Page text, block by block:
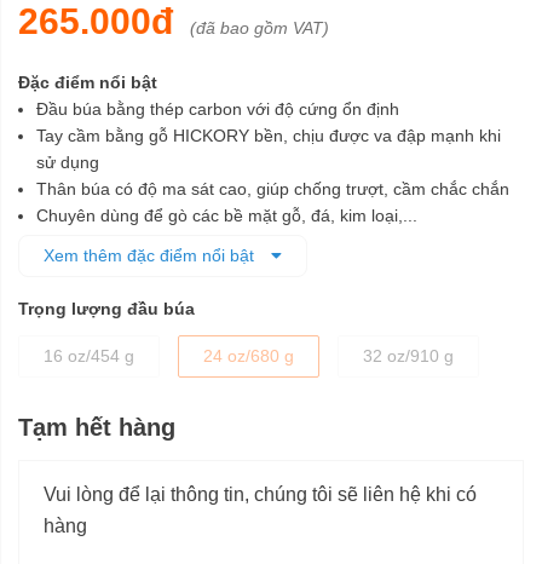
265.000đ (đã bao gồm VAT)
Đặc điểm nổi bật
Đầu búa bằng thép carbon với độ cứng ổn định
Tay cầm bằng gỗ HICKORY bền, chịu được va đập mạnh khi
sử dụng
Thân búa có độ ma sát cao, giúp chống trượt, cầm chắc chắn
Chuyên dùng để gò các bề mặt gỗ, đá, kim loại,...
Xem thêm đặc điểm nổi bật
Trọng lượng đầu búa
16 oz/454 g 24 oz/680 g 32 oz/910 g
Tạm hết hàng
Vui lòng để lại thông tin, chúng tôi sẽ liên hệ khi có
hàng